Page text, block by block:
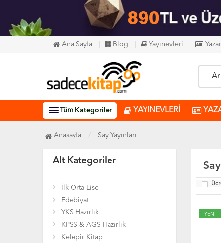
Ana Sayfa Blog Yayınevleri
Tüm Kategoriler YAYINEVLERİ
Anasayfa Say Yayınları
Alt Kategoriler
İlk Orta Lise
Edebiyat
YKS Hazırlık
KPSS & AGS Hazırlık
Kelepir Kitap
YENİ